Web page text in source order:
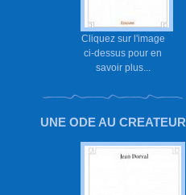
Cliquez sur l'image
ci-dessus pour en
savoir plus...
UNE ODE AU CREATEUR